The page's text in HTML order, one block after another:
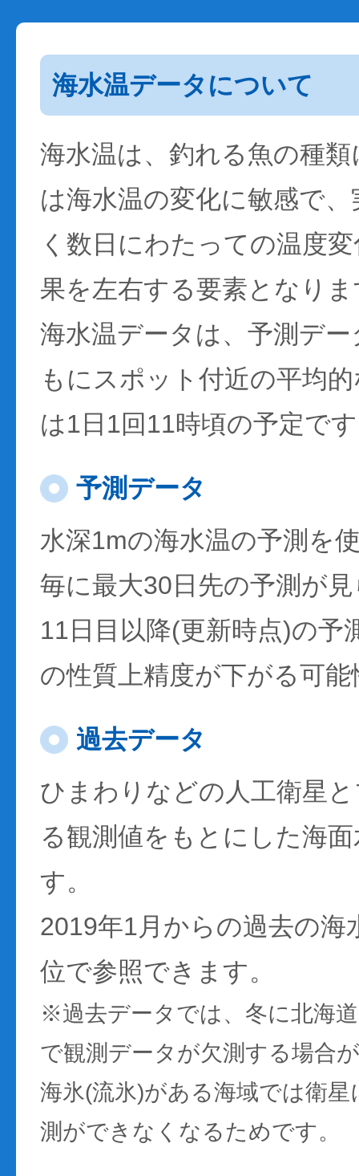
海水温データについて
海水温は、釣れる魚の種
は海水温の変化に敏感で
く数日にわたっての温度
果を左右する要素となり
海水温データは、予測デ
もにスポット付近の平均
は1日1回11時頃の予定で
予測データ
水深1mの海水温の予測を
毎に最大30日先の予測が
11日目以降(更新時点)の予
の性質上精度が下がる可
過去データ
ひまわりなどの人工衛星
る観測値をもとにした海
す。
2019年1月からの過去の海
位で参照できます。
※過去データでは、冬に北海
で観測データが欠測する場合
海氷(流氷)がある海域では衛
測ができなくなるためです。